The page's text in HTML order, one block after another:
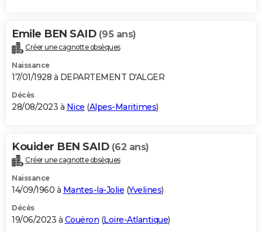
Emile BEN SAID (95 ans)
Créer une cagnotte obsèques
Naissance
17/01/1928 à DEPARTEMENT D'ALGER
Décès
28/08/2023 à Nice (Alpes-Maritimes)
Kouider BEN SAID (62 ans)
Créer une cagnotte obsèques
Naissance
14/09/1960 à Mantes-la-Jolie (Yvelines)
Décès
19/06/2023 à Couëron (Loire-Atlantique)